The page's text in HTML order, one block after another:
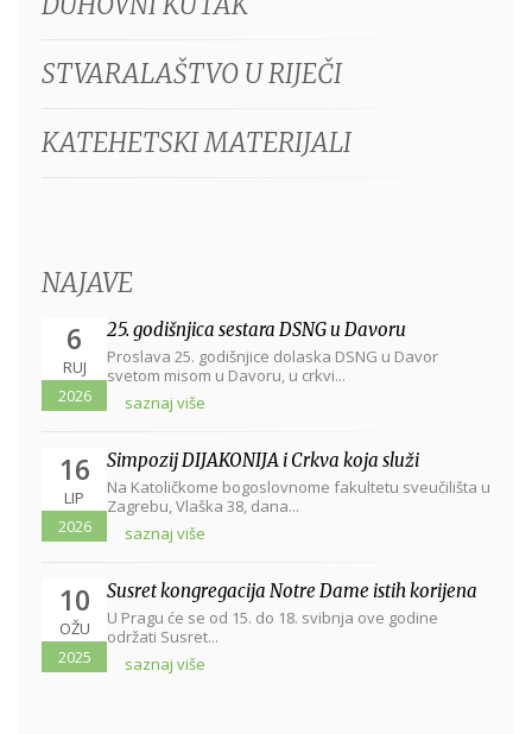
STVARALAŠTVO U RIJEČI
KATEHETSKI MATERIJALI
NAJAVE
6
RUJ
2026
25. godišnjica sestara DSNG u Davoru
Proslava 25. godišnjice dolaska DSNG u Davor
svetom misom u Davoru, u crkvi...
saznaj više
16
LIP
2026
Simpozij DIJAKONIJA i Crkva koja služi
Na Katoličkome bogoslovnome fakultetu sveučilišta u
Zagrebu, Vlaška 38, dana...
saznaj više
10
OŽU
2025
Susret kongregacija Notre Dame istih korijena
U Pragu će se od 15. do 18. svibnja ove godine
održati Susret...
saznaj više